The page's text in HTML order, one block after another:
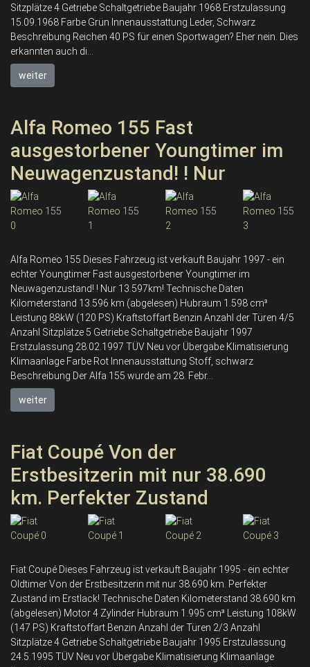
Sitzplätze 4 Getriebe Schaltgetriebe Baujahr 1968 Erstzulassung
15.09.1968 Farbe Grün Innenausstattung Leder, Schwarz
Beschreibung Reichen 40 PS für einen Sportwagen? Eher nein. Dies
erkannten auch di...
weiter
Alfa Romeo 155 Fast
ausgestorbener Youngtimer im
Neuwagenzustand! ! Nur
Alfa Romeo 155 Dieses Fahrzeug ist verkauft Baujahr 1997 - ein
echter Youngtimer Fast ausgestorbener Youngtimer im
Neuwagenzustand! ! Nur 13.597km! Technische Daten
Kilometerstand 13.596 km (abgelesen) Hubraum 1.598 cm³
Leistung 88kW (120 PS) Kraftstoffart Benzin Anzahl der Türen 4/5
Anzahl Sitzplätze 5 Getriebe Schaltgetriebe Baujahr 1997
Erstzulassung 28.02.1997 TÜV Neu vor Übergabe Klimatisierung
Klimaanlage Farbe Rot Innenausstattung Stoff, schwarz
Beschreibung Der Alfa 155 wurde am 28. Febr...
weiter
Fiat Coupé Von der
Erstbesitzerin mit nur 38.690
km. Perfekter Zustand
Fiat Coupé Dieses Fahrzeug ist verkauft Baujahr 1995 - ein echter
Oldtimer Von der Erstbesitzerin mit nur 38.690 km. Perfekter
Zustand im Erstlack! Technische Daten Kilometerstand 38.690 km
(abgelesen) Motor 4 Zylinder Hubraum 1.995 cm³ Leistung 108kW
(147 PS) Kraftstoffart Benzin Anzahl der Türen 2/3 Anzahl
Sitzplätze 4 Getriebe Schaltgetriebe Baujahr 1995 Erstzulassung
24.5.1995 TÜV Neu vor Übergabe Klimatisierung Klimaanlage